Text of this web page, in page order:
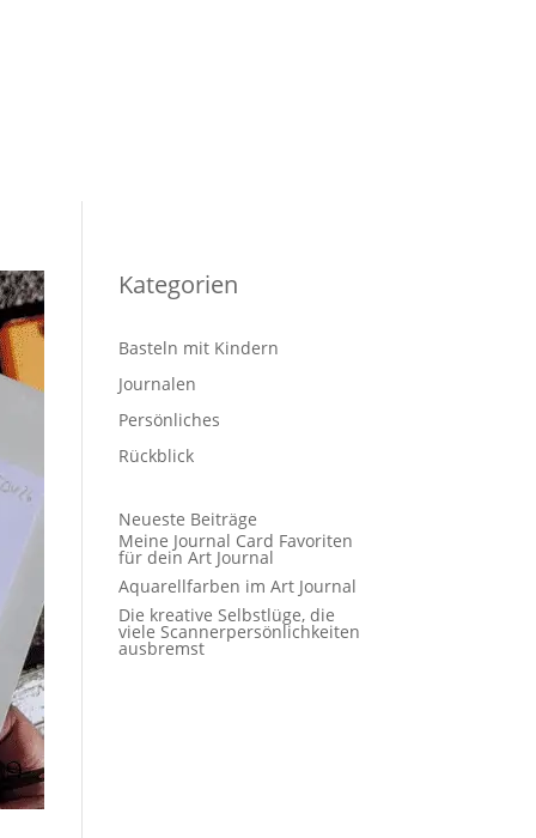
Kategorien
Basteln mit Kindern
Journalen
Persönliches
Rückblick
Neueste Beiträge
Meine Journal Card Favoriten
für dein Art Journal
Aquarellfarben im Art Journal
Die kreative Selbstlüge, die
viele Scannerpersönlichkeiten
ausbremst